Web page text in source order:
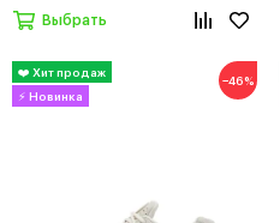
Выбрать
−46%